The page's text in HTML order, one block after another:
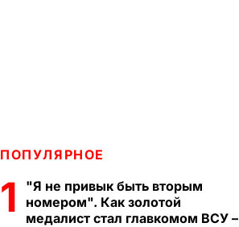
ПОПУЛЯРНОЕ
1
"Я не привык быть вторым
номером". Как золотой
медалист стал главкомом ВСУ –